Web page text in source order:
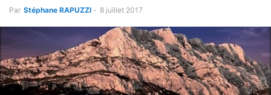
Par Stéphane RAPUZZI - 8 juillet 2017